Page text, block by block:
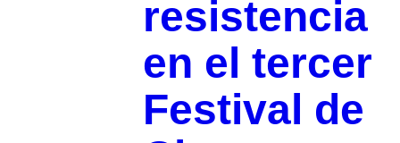
resistencia
en el tercer
Festival de